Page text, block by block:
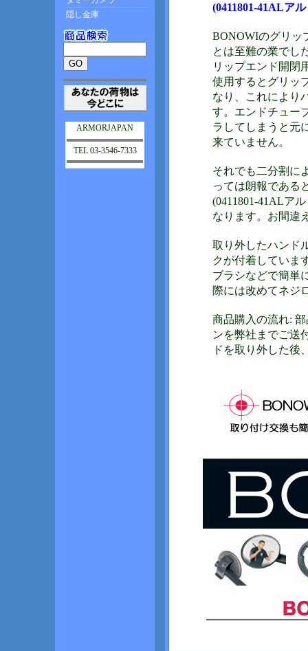
ARMORJAPAN
TEL 03-3546-7333
(0411801-41ALア
BONOWIのグリッ
とは至難の業でし
リップエンド開閉
使用するとグリッ
なり、これにより
す。エンドチュー
ラしてしまうと元
来ていません。
それでも二分割に
っては朗報である
(0411801-41ALア
なります。お間違
取り外したハンド
クが付着していま
ブラシなどで簡単
際には改めてネジ
商品購入の流れ:
ンを弊社までご送
ドを取り外した後